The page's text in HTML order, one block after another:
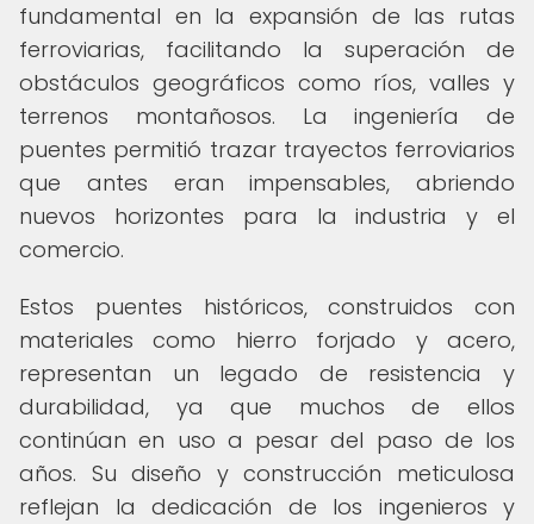
fundamental en la expansión de las rutas
ferroviarias, facilitando la superación de
obstáculos geográficos como ríos, valles y
terrenos montañosos. La ingeniería de
puentes permitió trazar trayectos ferroviarios
que antes eran impensables, abriendo
nuevos horizontes para la industria y el
comercio.
Estos puentes históricos, construidos con
materiales como hierro forjado y acero,
representan un legado de resistencia y
durabilidad, ya que muchos de ellos
continúan en uso a pesar del paso de los
años. Su diseño y construcción meticulosa
reflejan la dedicación de los ingenieros y